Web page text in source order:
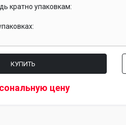
кратно упаковкам:
КУПИТЬ
цену